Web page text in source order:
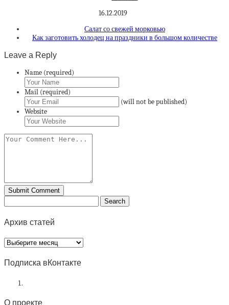
16.12.2019
Салат со свежей морковью
Как заготовить холодец на праздники в большом количестве
Leave a Reply
Name (required)
Mail (required)
(will not be published)
Website
Архив статей
Архив
статей
Подписка вКонтакте
О проекте